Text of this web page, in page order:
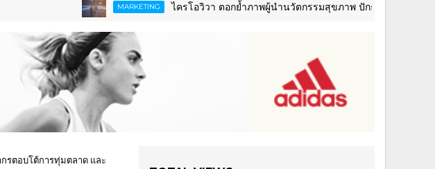
MARKETING ไครโอวิวา ตอกย้ำภาพผู้นำนวัตกรรมสุขภาพ ปักธงดันไทยสู่ “Global
รตอบโต้การทุ่มตลาด และ